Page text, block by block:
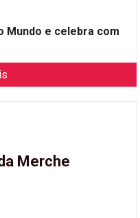
Mundo e celebra com
Merche